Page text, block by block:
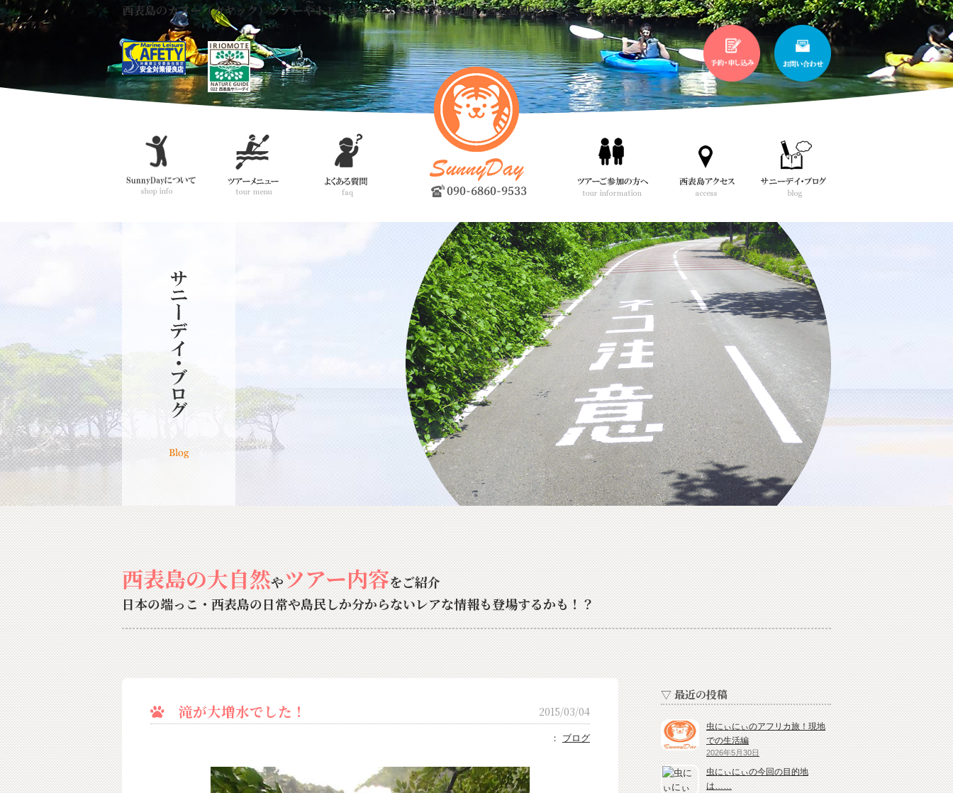
西表島のカヌー（カヤック）ツアーやトレッキングツアーなどを開催。西表島観光はサニーデイへ！
西表島の大自然やツアー内容をご紹介
日本の端っこ・西表島の日常や島民しか分からないレアな情報も登場するかも！？
滝が大増水でした！ 2015/03/04
： ブログ
▽ 最近の投稿
虫にぃにぃのアフリカ旅！現地
での生活編
2026年5月30日
虫にぃにぃの今回の目的地
は……